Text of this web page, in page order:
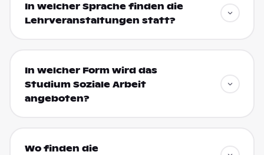
In welcher Sprache finden die
Lehrveranstaltungen statt?
In welcher Form wird das
Studium Soziale Arbeit
angeboten?
Wo finden die